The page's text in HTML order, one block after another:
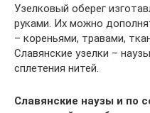
Узелковый оберег
руками. Их можно
– кореньями, травами,
Славянские узелки –
сплетения нитей.
Славянские наузы и по